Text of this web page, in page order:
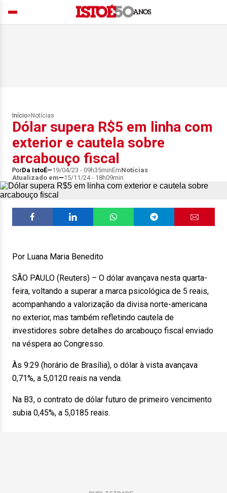
Início> Notícias
Dólar supera R$5 em linha com
exterior e cautela sobre
arcabouço fiscal
PorDa IstoÉ 19/04/23 - 09h35minEmNotícias
Atualizado em
15/11/24 - 18h09min
Por Luana Maria Benedito
SÃO PAULO (Reuters) – O dólar avançava nesta quarta-
feira, voltando a superar a marca psicológica de 5 reais,
acompanhando a valorização da divisa norte-americana
no exterior, mas também refletindo cautela de
investidores sobre detalhes do arcabouço fiscal enviado
na véspera ao Congresso.
Às 9:29 (horário de Brasília), o dólar à vista avançava
0,71%, a 5,0120 reais na venda.
Na B3, o contrato de dólar futuro de primeiro vencimento
subia 0,45%, a 5,0185 reais.